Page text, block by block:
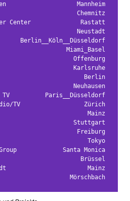
Mannheim
Chemnitz
Center
Rastatt
Neustadt
Berlin__Köln__Düsseldorf
Miami_Basel
Offenburg
Karlsruhe
Berlin
Neuhausen
Paris__Düsseldorf
TV
Zürich
Mainz
Stuttgart
Freiburg
Tokyo
Santa Monica
Brüssel
Mainz
Mörschbach